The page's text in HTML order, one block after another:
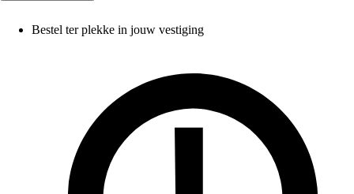
Bestel ter plekke in jouw vestiging